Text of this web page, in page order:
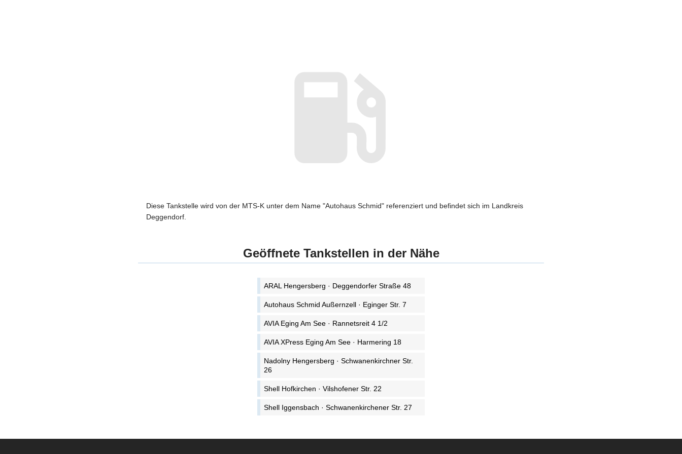
Diese Tankstelle wird von der MTS-K unter dem Name "Autohaus Schmid" referenziert und befindet sich im Landkreis
Deggendorf.
Geöffnete Tankstellen in der Nähe
ARAL Hengersberg · Deggendorfer Straße 48
Autohaus Schmid Außernzell · Eginger Str. 7
AVIA Eging Am See · Rannetsreit 4 1/2
AVIA XPress Eging Am See · Harmering 18
Nadolny Hengersberg · Schwanenkirchner Str.
26
Shell Hofkirchen · Vilshofener Str. 22
Shell Iggensbach · Schwanenkirchener Str. 27